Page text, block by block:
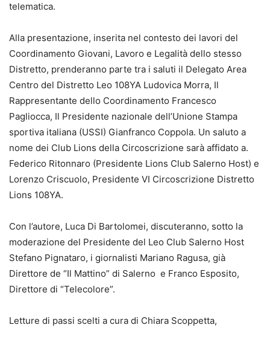
telematica.
Alla presentazione, inserita nel contesto dei lavori del
Coordinamento Giovani, Lavoro e Legalità dello stesso
Distretto, prenderanno parte tra i saluti il Delegato Area
Centro del Distretto Leo 108YA Ludovica Morra, Il
Rappresentante dello Coordinamento Francesco
Pagliocca, Il Presidente nazionale dell’Unione Stampa
sportiva italiana (USSI) Gianfranco Coppola. Un saluto a
nome dei Club Lions della Circoscrizione sarà affidato a.
Federico Ritonnaro (Presidente Lions Club Salerno Host) e
Lorenzo Criscuolo, Presidente VI Circoscrizione Distretto
Lions 108YA.
Con l’autore, Luca Di Bartolomei, discuteranno, sotto la
moderazione del Presidente del Leo Club Salerno Host
Stefano Pignataro, i giornalisti Mariano Ragusa, già
Direttore de “Il Mattino” di Salerno e Franco Esposito,
Direttore di “Telecolore”.
Letture di passi scelti a cura di Chiara Scoppetta,